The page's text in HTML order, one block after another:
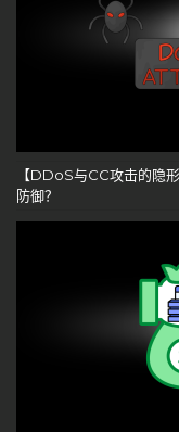
【DDoS与CC攻击的隐
防御？